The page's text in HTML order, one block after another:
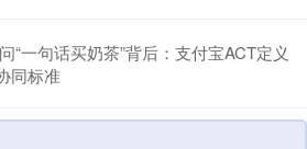
“一句话买奶茶”背后：支付宝ACT定义
同标准